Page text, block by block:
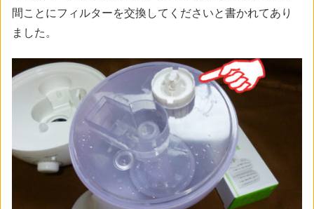
間ことにフィルターを交換してくださいと書かれてあり
ました。